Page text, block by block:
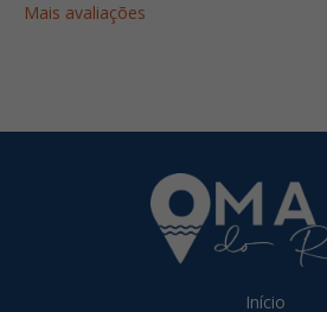
Mais avaliações
Início